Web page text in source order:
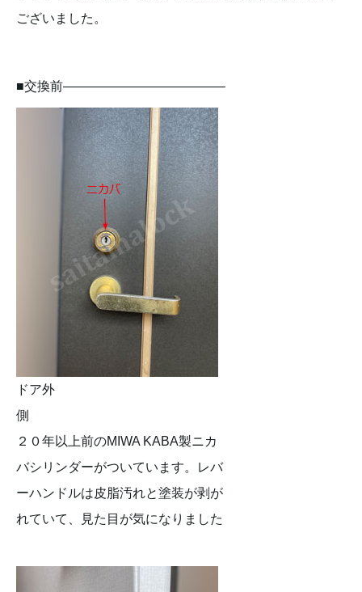
ございました。
■交換前————————————–
ドア外
２０年以上前のMIWA KABA製ニカ
バシリンダーがついています。レバ
ーハンドルは皮脂汚れと塗装が剥が
れていて、見た目が気になりました